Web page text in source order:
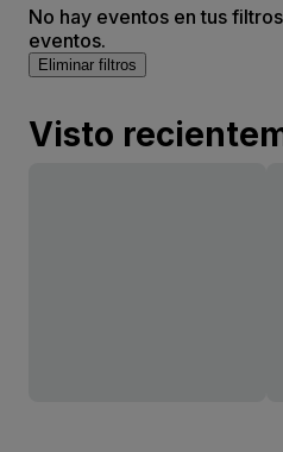
No hay eventos en tus
eventos.
Eliminar filtros
Visto